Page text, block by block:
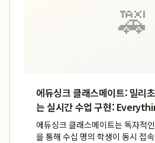
🚕
에듀싱크 클래스메이트: 밀리
는 실시간 수업 구현:
Know
에듀싱크 클래스메이트는 독자적
을 통해 수십 명의 학생이 동시 접